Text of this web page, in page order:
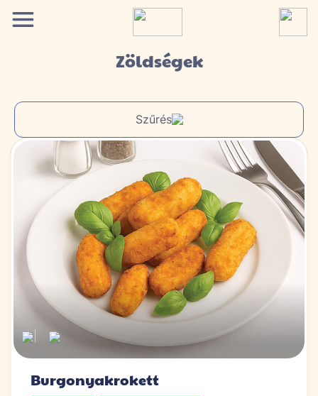
Zöldségek
Szűrés
Burgonyakrokett